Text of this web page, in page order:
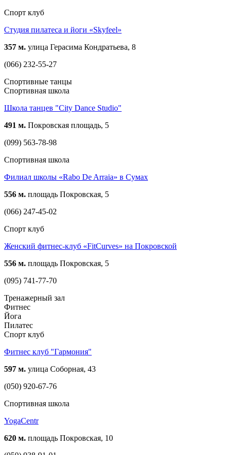
Спорт клуб
Студия пилатеса и йоги «Skyfeel»
357 м. улица Герасима Кондратьева, 8
(066) 232-55-27
Спортивные танцы
Спортивная школа
Школа танцев "City Dance Studio"
491 м. Покровская площадь, 5
(099) 563-78-98
Спортивная школа
Филиал школы «Rabo De Arraia» в Сумах
556 м. площадь Покровская, 5
(066) 247-45-02
Спорт клуб
Женский фитнес-клуб «FitCurves» на Покровской
556 м. площадь Покровская, 5
(095) 741-77-70
Тренажерный зал
Фитнес
Йога
Пилатес
Спорт клуб
Фитнес клуб "Гармония"
597 м. улица Соборная, 43
(050) 920-67-76
Спортивная школа
YogaCentr
620 м. площадь Покровская, 10